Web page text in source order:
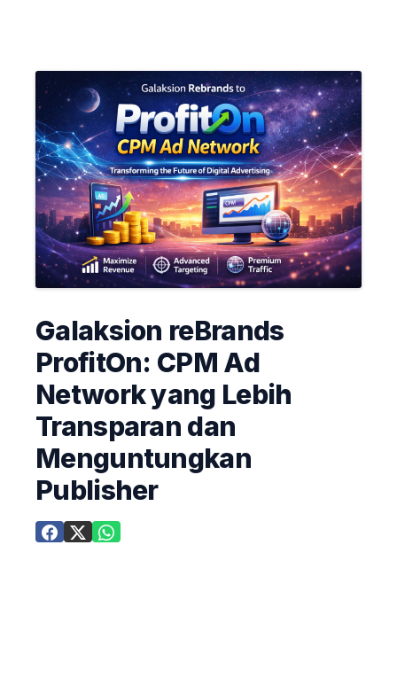
Galaksion reBrands
ProfitOn: CPM Ad
Network yang Lebih
Transparan dan
Menguntungkan
Publisher